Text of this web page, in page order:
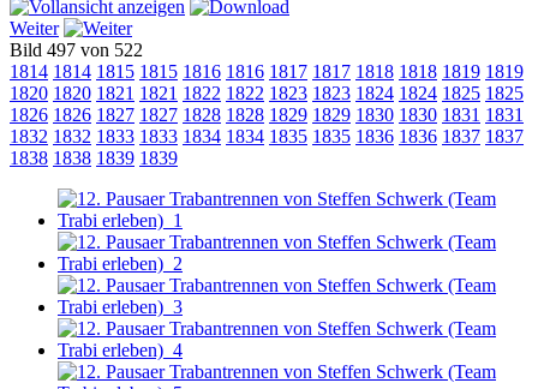
Weiter
Bild 497 von 522
1814 1814 1815 1815 1816 1816 1817 1817 1818 1818 1819 1819
1820 1820 1821 1821 1822 1822 1823 1823 1824 1824 1825 1825
1826 1826 1827 1827 1828 1828 1829 1829 1830 1830 1831 1831
1832 1832 1833 1833 1834 1834 1835 1835 1836 1836 1837 1837
1838 1838 1839 1839